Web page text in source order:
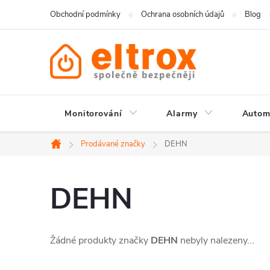
Obchodní podmínky Ochrana osobních údajů Blog
Monitorování Alarmy
Domů
Prodávané značky DEHN
DEHN
Žádné produkty značky DEHN nebyly nalezeny...